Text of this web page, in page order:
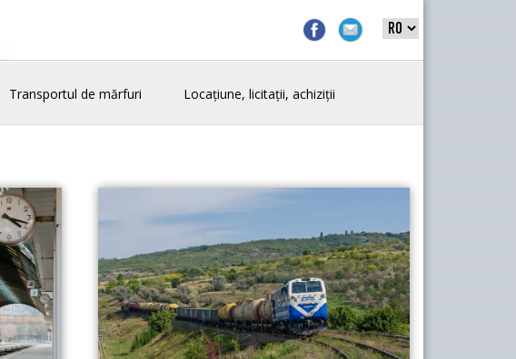
Transportul de mărfuri Locațiune, licitații, achiziții